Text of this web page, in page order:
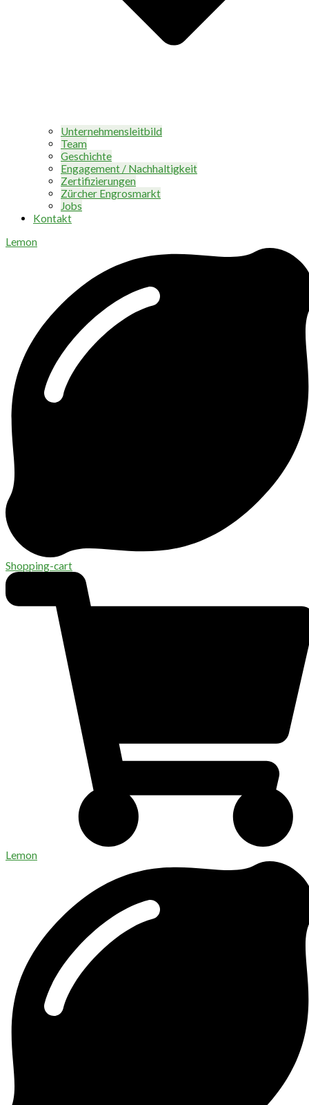
Unternehmensleitbild
Team
Geschichte
Engagement / Nachhaltigkeit
Zertifizierungen
Zürcher Engrosmarkt
Jobs
Kontakt
Lemon
Shopping-cart
Lemon